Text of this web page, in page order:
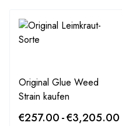
Original Glue Weed
Strain kaufen
€257.00-€3,205.00